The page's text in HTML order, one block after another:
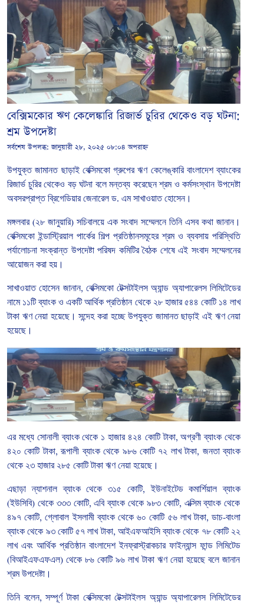
বেক্সিমকোর ঋণ কেলেঙ্কারি রিজার্ভ চুরির থেকেও বড় ঘটনা:
শ্রম উপদেষ্টা
সর্বশেষ উপলব্ধ:জানুয়ারী ২৮, ২০২৫ ০৮:০৪ অপরাহ্ন
উপযুক্ত জামানত ছাড়াই বেক্সিমকো গ্রুপের ঋণ কেলেঙ্কারি বাংলাদেশ ব্যাংকের
রিজার্ভ চুরির থেকেও বড় ঘটনা বলে মন্তব্য করেছেন শ্রম ও কর্মসংস্থান উপদেষ্টা
অবসরপ্রাপ্ত ব্রিগেডিয়ার জেনারেল ড. এম সাখাওয়াত হোসেন।
মঙ্গলবার(২৮ জানুয়ারি) সচিবালয়ে এক সংবাদ সম্মেলনে তিনি এসব কথা জানান।
বেক্সিমকো ইন্ডাস্ট্রিয়াল পার্কের শিল্প প্রতিষ্ঠানসমূহের শ্রম ও ব্যবসায় পরিস্থিতি
পর্যালোচনা সংক্রান্ত উপদেষ্টা পরিষদ কমিটির বৈঠক শেষে এই সংবাদ সম্মেলনের
আয়োজন করা হয়।
সাখাওয়াত হোসেন জানান, বেক্সিমকো টেক্সটাইলস অ্যান্ড অ্যাপারেলস লিমিটেডের
নামে ১১টি ব্যাংক ও একটি আর্থিক প্রতিষ্ঠান থেকে ২৮ হাজার ৫৪৪ কোটি ১৪ লাখ
টাকা ঋণ নেয়া হয়েছে। সন্দেহ করা হচ্ছে উপযুক্ত জামানত ছাড়াই এই ঋণ নেয়া
হয়েছে।
এর মধ্যে সোনালী ব্যাংক থেকে ১ হাজার ৪২৪ কোটি টাকা,অগ্রণী ব্যাংক থেকে
৪২০ কোটি টাকা,রূপালী ব্যাংক থেকে ৯৮৬ কোটি ৭২ লাখ টাকা, জনতা ব্যাংক
থেকে ২৩ হাজার ২৮৫ কোটি টাকা ঋণ নেয়া হয়েছে।
এছাড়া ন্যাশনাল ব্যাংক থেকে ৩১৫ কোটি,ইউনাইটেড কমার্শিয়াল ব্যাংক
(ইউসিবি) থেকে ৩৩৩ কোটি,এবি ব্যাংক থেকে ৯৮৩ কোটি, এক্সিম ব্যাংক থেকে
৪৯৭ কোটি,গ্লোবাল ইসলামী ব্যাংক থেকে ৬০ কোটি ৫৬ লাখ টাকা,ডাচ-বাংলা
ব্যাংক থেকে ৯৩ কোটি ৫৭ লাখ টাকা, আইএফআইসি ব্যাংক থেকে ৭৮ কোটি ২২
লাখ এবং আর্থিক প্রতিষ্ঠান বাংলাদেশ ইনফ্রাস্ট্রাকচার ফাইন্যান্স ফান্ড লিমিটেড
(বিআইএফএফএল)থেকে ৮৬ কোটি ৯৬ লাখ টাকা ঋণ নেয়া হয়েছে বলে জানান
শ্রম উপদেষ্টা।
তিনি বলেন,সম্পূর্ণ টাকা বেক্সিমকো টেক্সটাইলস অ্যান্ড অ্যাপারেলস লিমিটেডের